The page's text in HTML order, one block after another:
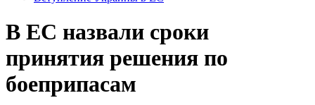
В ЕС назвали сроки
принятия решения по
боеприпасам